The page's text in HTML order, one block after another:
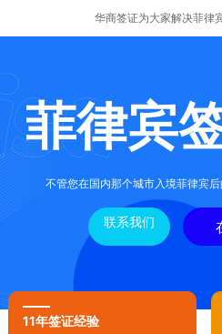
华商签证为大家解决菲律
菲律宾
不管您在国内那个城市入境菲律宾
联系我们
11年签证经验